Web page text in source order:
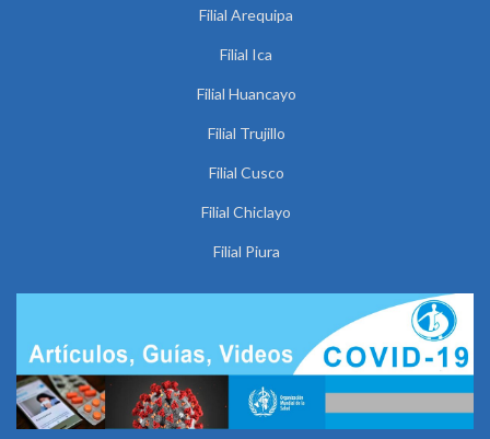
Filial Arequipa
Filial Ica
Filial Huancayo
Filial Trujillo
Filial Cusco
Filial Chiclayo
Filial Piura